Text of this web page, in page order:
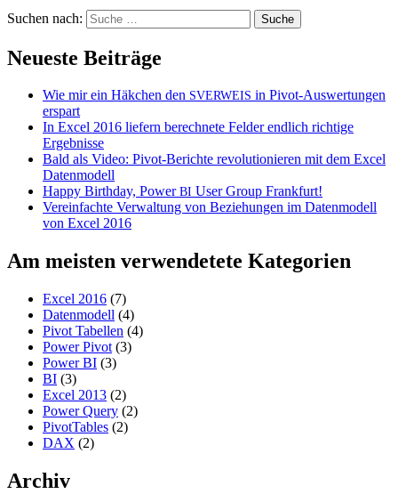
Suchen nach:
Neueste Beiträge
Wie mir ein Häkchen den SVERWEIS in Pivot-Auswertungen
erspart
In Excel 2016 liefern berechnete Felder endlich richtige
Ergebnisse
Bald als Video: Pivot-Berichte revolutionieren mit dem Excel
Datenmodell
Happy Birthday, PowerBI User Group Frankfurt!
Vereinfachte Verwaltung von Beziehungen im Datenmodell
von Excel 2016
Am meisten verwendetete Kategorien
Excel 2016 (7)
Datenmodell (4)
Pivot Tabellen (4)
Power Pivot (3)
Power BI (3)
BI (3)
Excel 2013 (2)
Power Query (2)
PivotTables (2)
DAX (2)
Archiv